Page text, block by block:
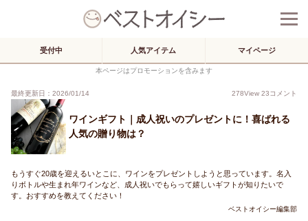
受付中 人気アイテム マイページ
本ページはプロモーションを含みます
最終更新日：2026/01/14 278View 23コメント
ワインギフト｜成人祝いのプレゼントに！喜ばれる
人気の贈り物は？
もうすぐ20歳を迎えるいとこに、ワインをプレゼントしようと思っています。名入
りボトルや生まれ年ワインなど、成人祝いでもらって嬉しいギフトが知りたいで
す。おすすめを教えてください！
ベストオイシー編集部